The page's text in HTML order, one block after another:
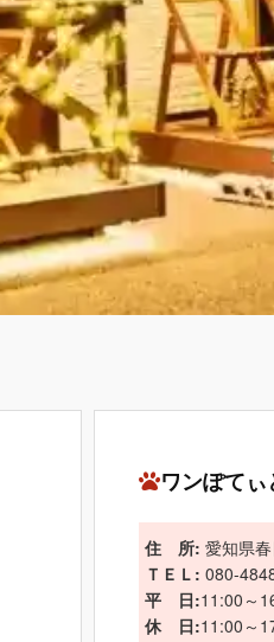
ワンぽてぃ
住 所: 愛知県
ＴＥＬ: 080-
平 日:11:00～
休 日:11:00～